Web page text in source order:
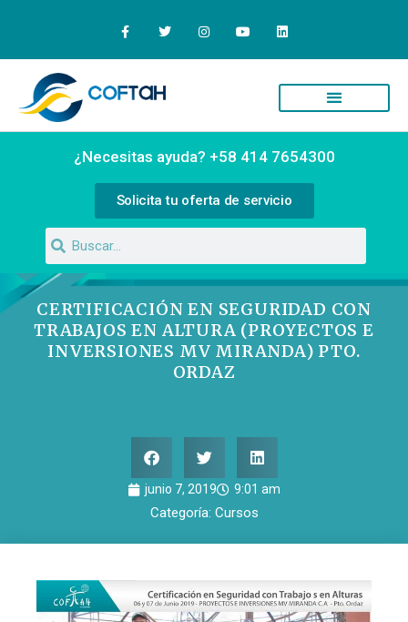
¿Necesitas ayuda? +58 414 7654300
Solicita tu oferta de servicio
CERTIFICACIÓN EN SEGURIDAD CON
TRABAJOS EN ALTURA (PROYECTOS E
INVERSIONES MV MIRANDA) PTO.
ORDAZ
junio 7, 2019 9:01 am
Categoría: Cursos